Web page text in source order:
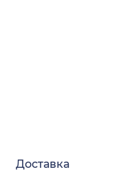
Доставка